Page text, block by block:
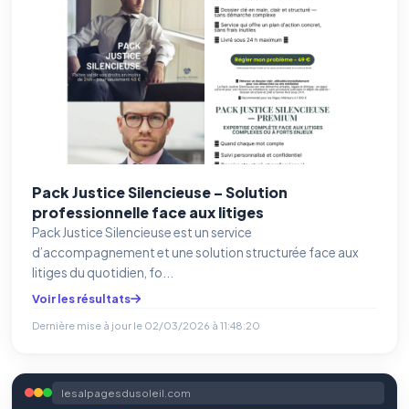
Pack Justice Silencieuse – Solution
professionnelle face aux litiges
Pack Justice Silencieuse est un service
d’accompagnement et une solution structurée face aux
litiges du quotidien, fo...
Voir les résultats
Dernière mise à jour le 02/03/2026 à 11:48:20
lesalpagesdusoleil.com